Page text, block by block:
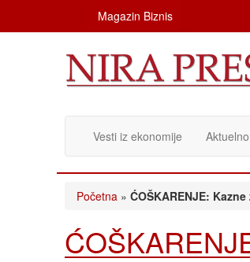
Magazin Biznis
Vesti iz ekonomije Aktuelno
Početna » ĆOŠKARENJE: